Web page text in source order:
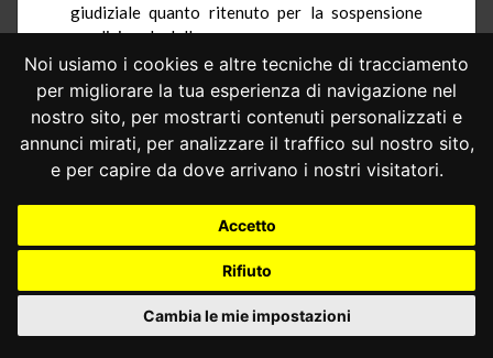
Noi usiamo i cookies e altre tecniche di tracciamento
per migliorare la tua esperienza di navigazione nel
nostro sito, per mostrarti contenuti personalizzati e
annunci mirati, per analizzare il traffico sul nostro sito,
e per capire da dove arrivano i nostri visitatori.
Accetto
Rifiuto
Cambia le mie impostazioni
giudiziale quanto ritenuto per la sospensione
condizionale della pena.
Ai fini di cui alle predette sentenze, dunque,
gli istituti in esame vanno accomunati: tali fini
impediscono il rilievo di ragioni di diversità tra
gli istituti stessi.
8. - Tutto ciò é tanto vero che, benché
variamente sollecitato, soltanto il legislatore (e
non questa Corte) ha provveduto all'ulteriore, e
significativamente diverso, "passo" relativo ad
una "seconda" liberazione condizionale. Le
ordinanze di rimessione del Tribunale per i
minorenni di Perugia appunto si rifanno al d.-l.